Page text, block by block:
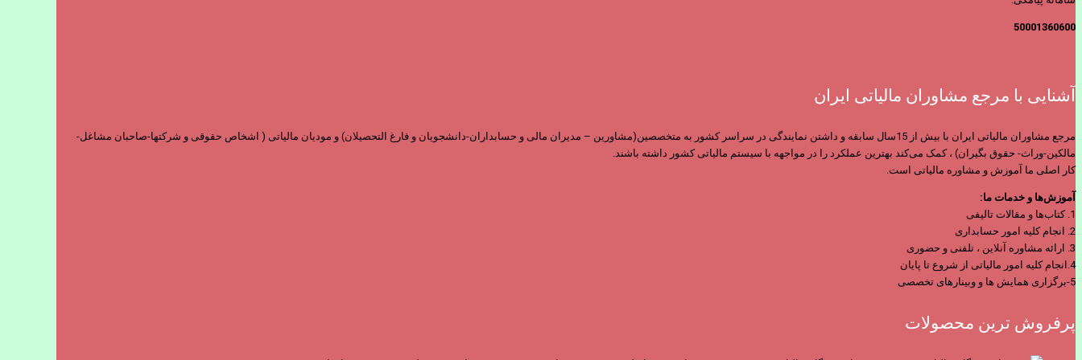
50001360600
آشنایی با مرجع مشاوران مالیاتی ایران
مرجع مشاوران مالیاتی ایران با بیش از 15سال سابقه و داشتن نمایندگی در سراسر کشور به متخصصین(مشاورین – مدیران مالی و حسابداران-دانشجویان و فارغ التحصیلان) و مودیان مالیاتی ( اشخاص حقوقی و شرکتها-صاحبان مشاغل-
مالکین-وراث- حقوق بگیران) ، کمک می‌کند بهترین عملکرد را در مواجهه با سیستم مالیاتی کشور داشته باشند.
کار اصلی ما آموزش و مشاوره مالیاتی است.
آموزش‌ها و خدمات ما:
1. کتاب‌ها و مقالات تالیفی
2. انجام کلیه امور حسابداری
3. ارائه مشاوره آنلاین ، تلفنی و حضوری
4.انجام کلیه امور مالیاتی از شروع تا پایان
5-برگزاری همایش ها و وبینارهای تخصصی
پرفروش ترین محصولات